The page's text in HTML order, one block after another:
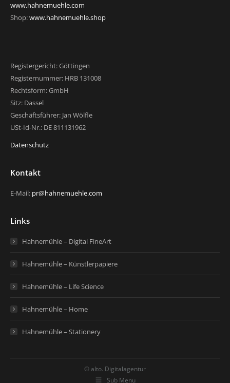
www.hahnemuehle.com
Shop:www.hahnemuehle.shop
Registergericht: Göttingen
Registernummer: HRB 131008
Rechtsform: GmbH
Sitz: Dassel
Geschäftsführer: Jan Wölfle
USt-Id-Nr.: DE 811131962
Datenschutz
Kontakt
E-Mail: pr@hahnemuehle.com
Links
Hahnemühle – Digital FineArt
Hahnemühle – Künstlerpapiere
Hahnemühle – Life Science
Hahnemühle – Home
Hahnemühle – Stationery
© alto. Digitalagentur
Sub Menu